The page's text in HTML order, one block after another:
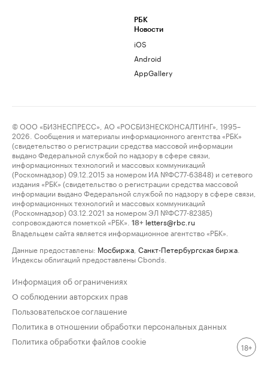
РБК
Новости
iOS
Android
AppGallery
© ООО «БИЗНЕСПРЕСС», АО «РОСБИЗНЕСКОНСАЛТИНГ», 1995–
2026. Сообщения и материалы информационного агентства «РБК»
(свидетельство о регистрации средства массовой информации
выдано Федеральной службой по надзору в сфере связи,
информационных технологий и массовых коммуникаций
(Роскомнадзор) 09.12.2015 за номером ИА №ФС77-63848) и сетевого
издания «РБК» (свидетельство о регистрации средства массовой
информации выдано Федеральной службой по надзору в сфере связи,
информационных технологий и массовых коммуникаций
(Роскомнадзор) 03.12.2021 за номером ЭЛ №ФС77-82385)
сопровождаются пометкой «РБК».
18+ letters@rbc.ru
Владельцем сайта является информационное агентство «РБК».
Данные предоставлены: Мосбиржа Санкт-Петербургская биржа
Индексы облигаций предоставлены Cbonds.
Информация об ограничениях
О соблюдении авторских прав
Пользовательское соглашение
Политика в отношении обработки персональных данных
Политика обработки файлов cookie
18+